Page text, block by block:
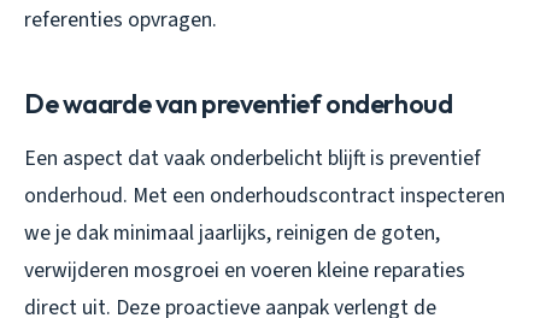
referenties opvragen.
De waarde van preventief onderhoud
Een aspect dat vaak onderbelicht blijft is preventief
onderhoud. Met een onderhoudscontract inspecteren
we je dak minimaal jaarlijks, reinigen de goten,
verwijderen mosgroei en voeren kleine reparaties
direct uit. Deze proactieve aanpak verlengt de